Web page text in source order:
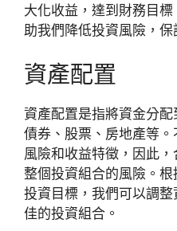
大化收益，達到財務目
助我們降低投資風險，保
資產配置
資產配置是指將資金分
債券、股票、房地產等
風險和收益特徵，因此
整個投資組合的風險。
投資目標，我們可以調
佳的投資組合。